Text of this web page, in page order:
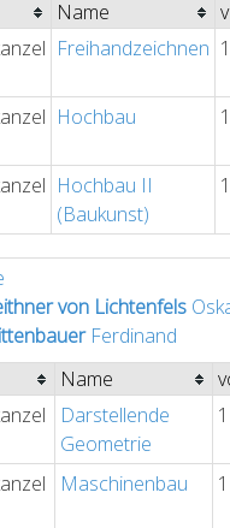
Name
Freihandzeichnen
Hochbau
Hochbau II
(Baukunst)
von Lichtenfels
Ferdinand
Name
Darstellende
Geometrie
Maschinenbau